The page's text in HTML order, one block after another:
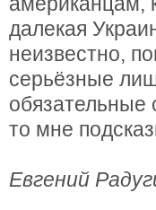
далекая
неизвестно,
серьёзные
обязательные
то мне
Евгений